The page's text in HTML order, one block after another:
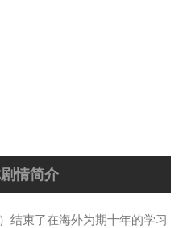
情简介
结束了在海外为期十年的学习